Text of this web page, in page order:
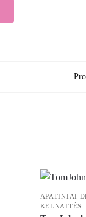
APATINIAI
KELNAITĖS